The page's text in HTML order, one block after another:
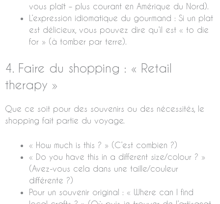
vous plaît – plus courant en Amérique du Nord).
L’expression idiomatique du gourmand : Si un plat
est délicieux, vous pouvez dire qu’il est « to die
for » (à tomber par terre).
4. Faire du shopping : « Retail
therapy »
Que ce soit pour des souvenirs ou des nécessités, le
shopping fait partie du voyage.
« How much is this ? » (C’est combien ?)
« Do you have this in a different size/colour ? »
(Avez-vous cela dans une taille/couleur
différente ?)
Pour un souvenir original : « Where can I find